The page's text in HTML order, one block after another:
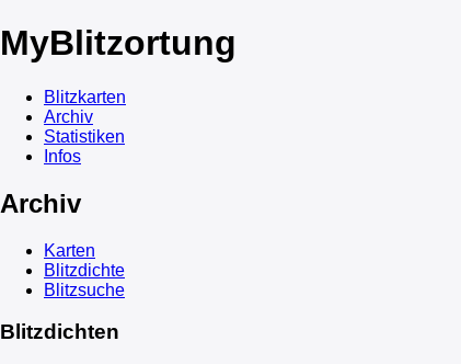
MyBlitzortung
Blitzkarten
Archiv
Statistiken
Infos
Archiv
Karten
Blitzdichte
Blitzsuche
Blitzdichten